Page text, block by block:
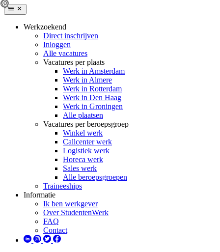
Werkzoekend
Direct inschrijven
Inloggen
Alle vacatures
Vacatures per plaats
Werk in Amsterdam
Werk in Almere
Werk in Rotterdam
Werk in Den Haag
Werk in Groningen
Alle plaatsen
Vacatures per beroepsgroep
Winkel werk
Callcenter werk
Logistiek werk
Horeca werk
Sales werk
Alle beroepsgroepen
Traineeships
Informatie
Ik ben werkgever
Over StudentenWerk
FAQ
Contact